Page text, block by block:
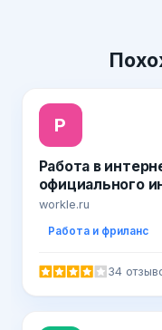
Р
Работа в
официального
workle.ru
Работа и фриланс
34